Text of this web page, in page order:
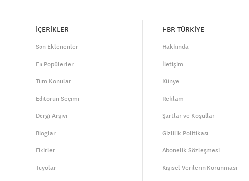
İÇERİKLER
Son Eklenenler
En Popülerler
Tüm Konular
Editörün Seçimi
Dergi Arşivi
Bloglar
Fikirler
Tüyolar
HBR TÜRKİYE
Hakkında
İletişim
Künye
Reklam
Şartlar ve Koşullar
Gizlilik Politikası
Abonelik Sözleşmesi
Kişisel Verilerin Korunması